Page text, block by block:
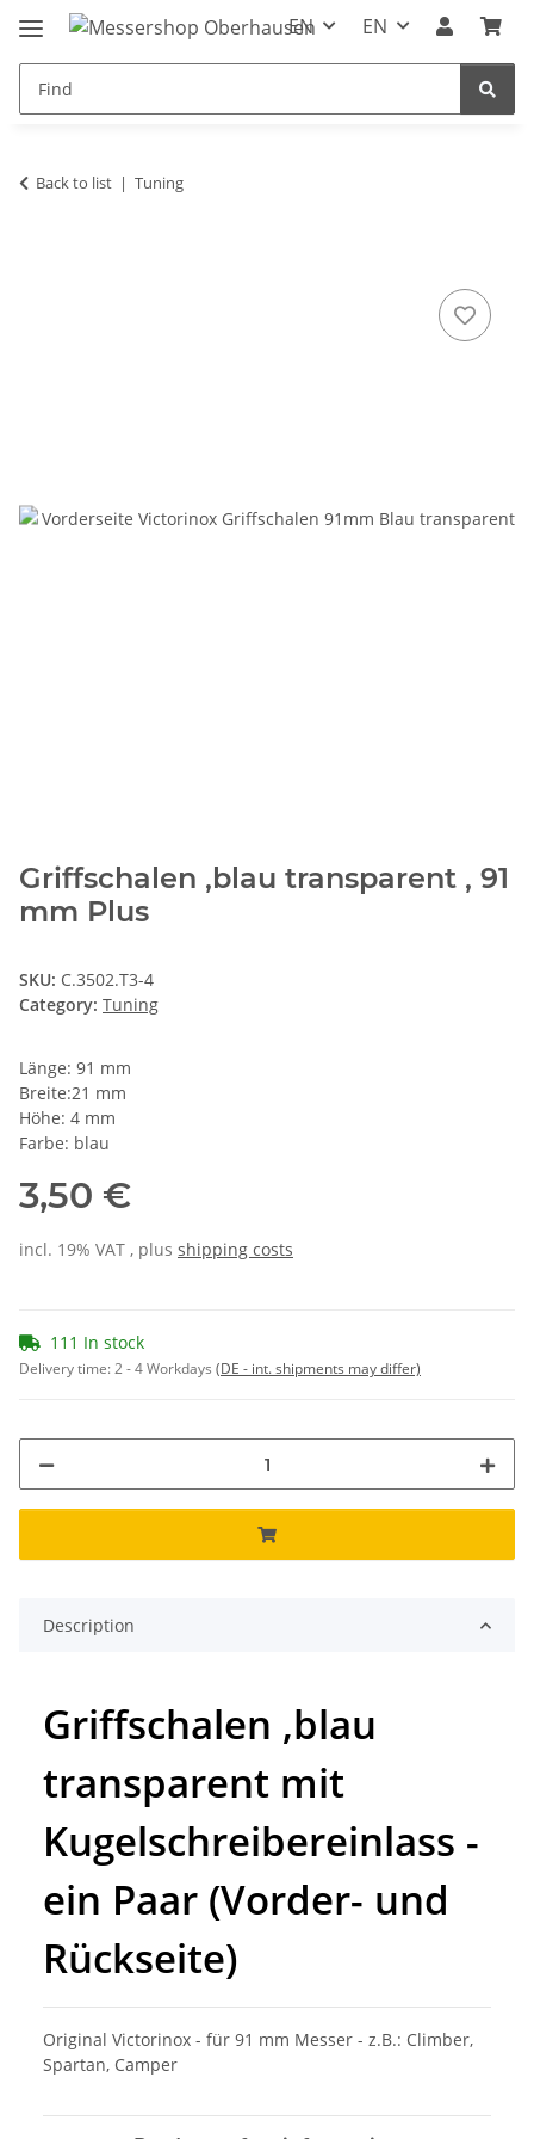
EN EN
Back to list Tuning
Griffschalen ,blau transparent , 91
mm Plus
SKU: C.3502.T3-4
Category: Tuning
Länge: 91 mm
Breite:21 mm
Höhe: 4 mm
Farbe: blau
3,50 €
incl. 19% VAT , plus shipping costs
111 In stock
Delivery time:2 - 4 Workdays (DE - int. shipments may differ)
Description
Griffschalen ,blau
transparent mit
Kugelschreibereinlass -
ein Paar (Vorder- und
Rückseite)
Original Victorinox - für 91 mm Messer - z.B.: Climber,
Spartan, Camper